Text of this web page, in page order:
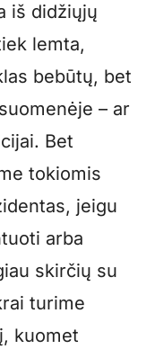
iš didžiųjų
lemta,
bebūtų, bet
– ar
Bet
tokiomis
jeigu
arba
skirčių su
turime
kuomet